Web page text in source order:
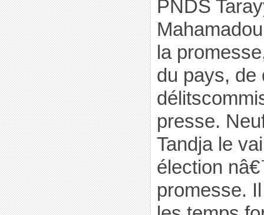
PNDS
la
du pays, de
presse.
Tandja le
élection
promesse.